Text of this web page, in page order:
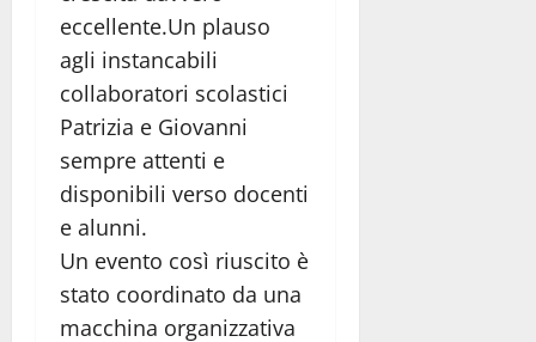
eccellente.Un plauso
agli instancabili
collaboratori scolastici
Patrizia e Giovanni
sempre attenti e
disponibili verso docenti
e alunni.
Un evento così riuscito è
stato coordinato da una
macchina organizzativa